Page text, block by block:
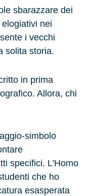
sbarazzare dei
nei
i vecchi
solita storia.
in prima
Allora, chi
simbolo
specifici. L'Homo
che ho
esasperata